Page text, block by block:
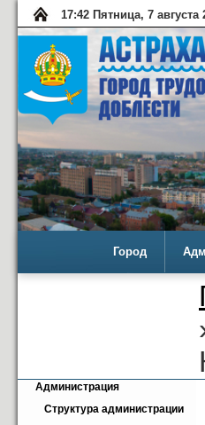
17:42 Пятница, 7 августа
Город
Администрация
Структура администрации